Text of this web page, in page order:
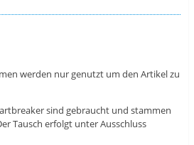
werden nur genutzt um den Artikel zu
sind gebraucht und stammen
Tausch erfolgt unter Ausschluss